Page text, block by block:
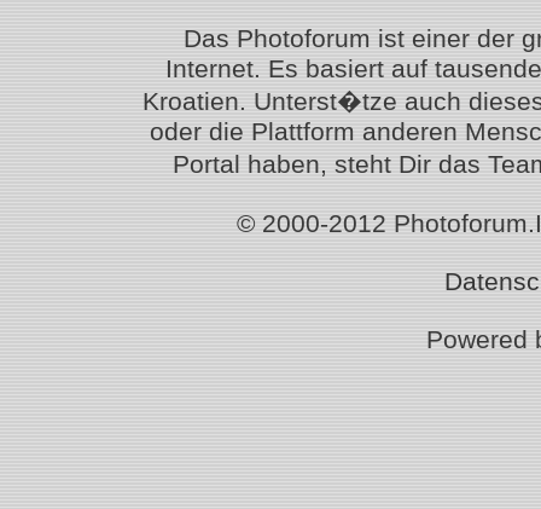
Das Photoforum ist einer der
Internet. Es basiert auf
Kroatien. Unterst�tze auch
oder die Plattform anderen
Portal haben, steht Dir das
© 2000-2012
Powered